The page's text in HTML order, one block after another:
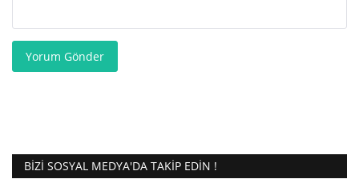
Yorum Gönder
BIZI SOSYAL MEDYA'DA TAKIP EDIN !